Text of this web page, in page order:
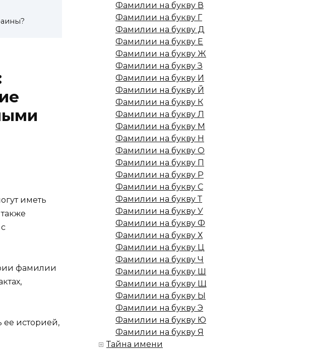
иметь
фамилии
ее историей,
Фамилии на букву В
Фамилии на букву Г
Фамилии на букву Д
Фамилии на букву Е
Фамилии на букву Ж
Фамилии на букву З
Фамилии на букву И
Фамилии на букву Й
Фамилии на букву К
Фамилии на букву Л
Фамилии на букву М
Фамилии на букву Н
Фамилии на букву О
Фамилии на букву П
Фамилии на букву Р
Фамилии на букву С
Фамилии на букву Т
Фамилии на букву У
Фамилии на букву Ф
Фамилии на букву Х
Фамилии на букву Ц
Фамилии на букву Ч
Фамилии на букву Ш
Фамилии на букву Щ
Фамилии на букву Ы
Фамилии на букву Э
Фамилии на букву Ю
Фамилии на букву Я
Тайна имени